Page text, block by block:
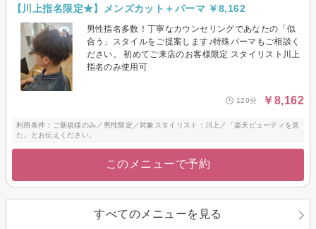
【川上指名限定★】メンズカット＋パーマ ￥8,162
男性指名多数！丁寧なカウンセリングであなたの「似
合う」スタイルをご提案します♪特殊パーマもご相談く
ださい。 初めてご来店のお客様限定 スタイリスト川上
指名のみ使用可
120分 ￥8,162
利用条件：ご新規様のみ／男性限定／対象スタイリスト：川上／「楽天ビューティを見
た」とお伝えください。
このメニューで予約
すべてのメニューを見る